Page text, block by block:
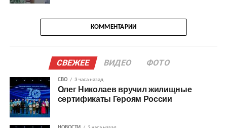
КОММЕНТАРИИ
СВЕЖЕЕ ВИДЕО ФОТО
СВО 3 часа назад
Олег Николаев вручил жилищные
сертификаты Героям России